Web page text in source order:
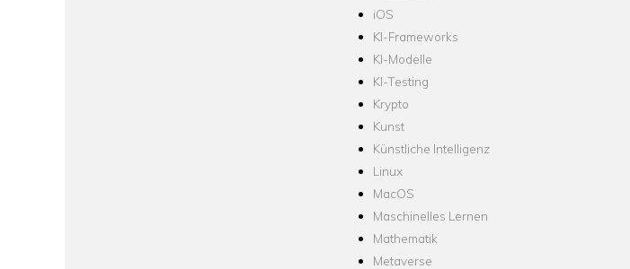
iOS
KI-Frameworks
KI-Modelle
KI-Testing
Krypto
Kunst
Künstliche Intelligenz
Linux
MacOS
Maschinelles Lernen
Mathematik
Metaverse